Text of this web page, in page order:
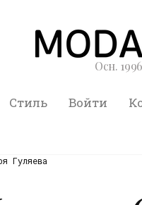
Осн. 1996
Стиль Войти
Гуляева